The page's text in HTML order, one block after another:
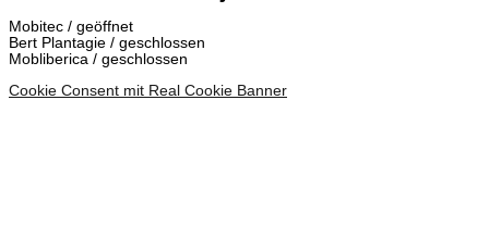
Mobitec / geöffnet
Bert Plantagie / geschlossen
Mobliberica / geschlossen
Cookie Consent mit Real Cookie Banner